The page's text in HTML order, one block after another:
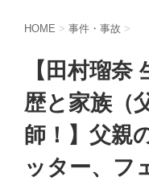
HOME > 事件・事故 >
【田村瑠奈
歴と家族（
師！】父親
ッター、フ